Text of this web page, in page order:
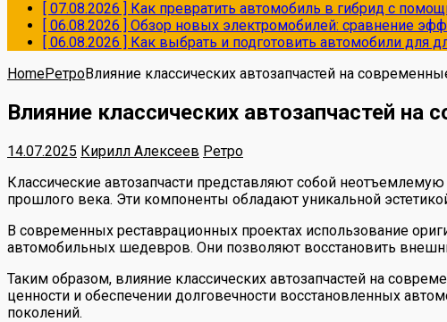
[ 07.08.2026 ] Как превратить автомобиль в гибрид с
[ 06.08.2026 ] Обзор новых электромобилей: сравнение
[ 06.08.2026 ] Как выбрать и подготовить автомобили для
HomeРетроВлияние классических автозапчастей на
Влияние классических автозапчастей
14.07.2025 Кирилл Алексеев Ретро
Классические автозапчасти представляют собой
прошлого века. Эти компоненты обладают уникальной
В современных реставрационных проектах использование
автомобильных шедевров. Они позволяют восстановить
Таким образом, влияние классических автозапчастей на
ценности и обеспечении долговечности восстановленных
поколений.